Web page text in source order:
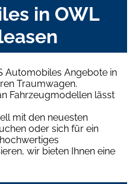
in OWL
Automobiles Angebote in
Traumwagen.
Fahrzeugmodellen lässt
mit den neuesten
oder sich für ein
wir bieten Ihnen eine